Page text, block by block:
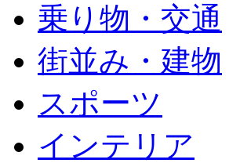
乗り物・交通
街並み・建物
スポーツ
インテリア